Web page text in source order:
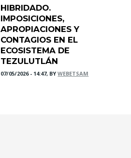
HIBRIDADO.
IMPOSICIONES,
APROPIACIONES Y
CONTAGIOS EN EL
ECOSISTEMA DE
TEZULUTLÁN
07/05/2026 - 14:47, BYWEBETSAM